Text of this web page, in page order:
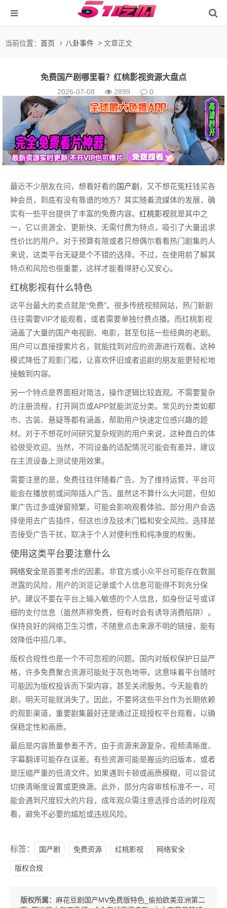
当前位置： 首页 八卦事件 > 文章正文
免费国产剧哪里看？红桃影视资源大盘点
2026-07-08 2899 0
最近不少朋友在问，想看好看的国产剧 ，又不想花冤枉钱买各
种会员，到底有没有靠谱的地方？其实随着流媒体的发展，确
实有一些平台提供了丰富的免费内容。 红桃影视就是其中之
一，它以资源全、更新快、无需付费为特点，吸引了大量追求
性价比的用户。对于预算有限或者只想偶尔看看热门剧集的人
来说，这类平台无疑是个不错的选择。不过，在使用前了解其
特点和风险也很重要，这样才能看得舒心又安心。
红桃影视有什么特色
这平台最大的卖点就是“免费”。很多传统视频网站，热门新剧
往往需要VIP才能观看，或者需要单独付费点播。而红桃影视
涵盖了大量的国产电视剧、电影，甚至包括一些经典的老剧。
用户可以直接搜索片名，就能找到对应的资源进行观看。这种
模式降低了观影门槛，让喜欢怀旧或者追剧的朋友能更轻松地
接触到内容。
另一个特点是界面相对简洁，操作逻辑比较直观。不需要复杂
的注册流程，打开网页或APP就能浏览分类。常见的分类如都
市、古装、悬疑等都有涵盖，帮助用户快速定位感兴趣的题
材。对于不想花时间研究复杂规则的用户来说，这种直白的体
验很受欢迎。当然，不同设备的适配情况可能会有差异，建议
在主流设备上测试使用效果。
需要注意的是，免费往往伴随着广告。为了维持运营，平台可
能会在播放前或间隙插入广告。虽然这不算什么大问题，但如
果广告过多或弹窗频繁，可能会影响观看体验。部分用户会选
择使用去广告插件，但这也涉及技术门槛和安全风险。选择是
否接受广告干扰，取决于个人对便利性和纯净度的权衡。
使用这类平台要注意什么
网络安全是首要考虑的因素。非官方或小众平台可能存在数据
泄露的风险，用户的浏览记录或个人信息可能得不到充分保
护。建议不要在平台上输入敏感的个人信息，如身份证号或详
细的支付信息（虽然声称免费，但有时会有诱导消费陷阱）。
保持良好的网络卫生习惯，不随意点击来源不明的链接，能有
效降低中招几率。
版权合规性也是一个不可忽视的问题。国内对版权保护日益严
格，许多免费聚合资源可能处于灰色地带。这意味着平台随时
可能因为版权投诉而下架内容，甚至关闭服务。今天能看的
剧，明天可能就消失了。因此，不要将这些平台作为长期依赖
的观影渠道，重要剧集最好还是通过正规授权平台观看，以确
保稳定性和画质。
最后是内容质量参差不齐。由于资源来源复杂，视频清晰度、
字幕翻译可能存在误差。有些资源可能是搬运的旧版本，或者
是压缩严重的低清文件。如果遇到卡顿或画质模糊，可以尝试
切换清晰度设置或更换源。此外，部分内容审核标准不一，可
能会遇到尺度较大的片段，成年观众需注意选择合适的时段观
看，避免不必要的尴尬或违规风险。
标签： 国产剧 免费资源 红桃影视 网络安全
版权合规
版权所属： 麻花豆剧国产MV免费版特色_偷拍欧美亚洲第二